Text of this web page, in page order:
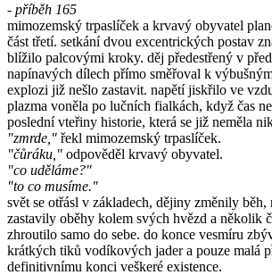
- příběh 165
mimozemský trpaslíček a krvavý obyvatel
část třetí. setkání dvou excentrických postav
blížilo palcovými kroky. děj předestřený v
napínavých dílech přímo směřoval k
explozi již nešlo zastavit. napětí jiskřilo ve
plazma voněla po lučních fialkách, když čas
poslední vteřiny historie, která se již neměla
"zmrde," řekl mimozemský trpaslíček.
"čůráku," odpověděl krvavý obyvatel.
"co uděláme?"
"to co musíme."
svět se otřásl v základech, dějiny změnily běh,
zastavily oběhy kolem svých hvězd a několik
zhroutilo samo do sebe. do konce vesmíru
krátkých tiků vodíkových jader a pouze malá
definitivnímu konci veškeré existence.